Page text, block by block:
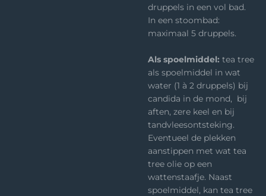
druppels in een vol bad.
In een stoombad:
maximaal 5 druppels.
Als spoelmiddel: tea tree
als spoelmiddel in wat
water (1 à 2 druppels) bij
candida in de mond, bij
aften, zere keel en bij
tandvleesontsteking.
Eventueel de plekken
aanstippen met wat tea
tree olie op een
wattenstaafje. Naast
spoelmiddel, kan tea tree